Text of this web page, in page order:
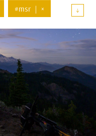
#msr | ×
#high-tech
↓